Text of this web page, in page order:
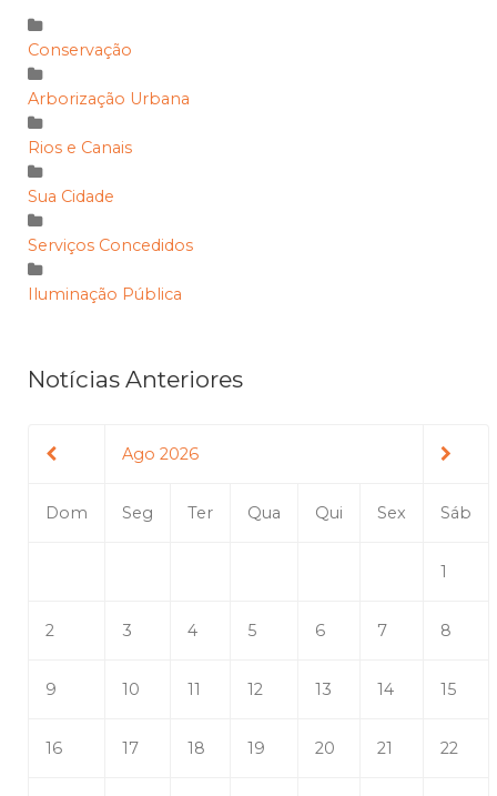
Conservação
Arborização Urbana
Rios e Canais
Sua Cidade
Serviços Concedidos
Iluminação Pública
Notícias Anteriores
Ago 2026
Dom Seg Ter Qua Qui Sex Sáb
1
2 3 4 5 6 7 8
9 10 11 12 13 14 15
16 17 18 19 20 21 22